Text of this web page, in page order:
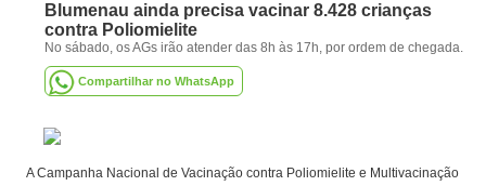
Blumenau ainda precisa vacinar 8.428 crianças
contra Poliomielite
No sábado, os AGs irão atender das 8h às 17h, por ordem de chegada.
Compartilhar no WhatsApp
A Campanha Nacional de Vacinação contra Poliomielite e Multivacinação